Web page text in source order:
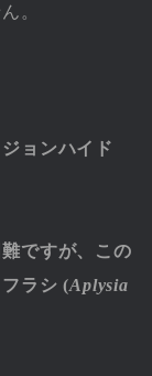
。
ジョンハイド
ですが、この
ラシ (Aplysia